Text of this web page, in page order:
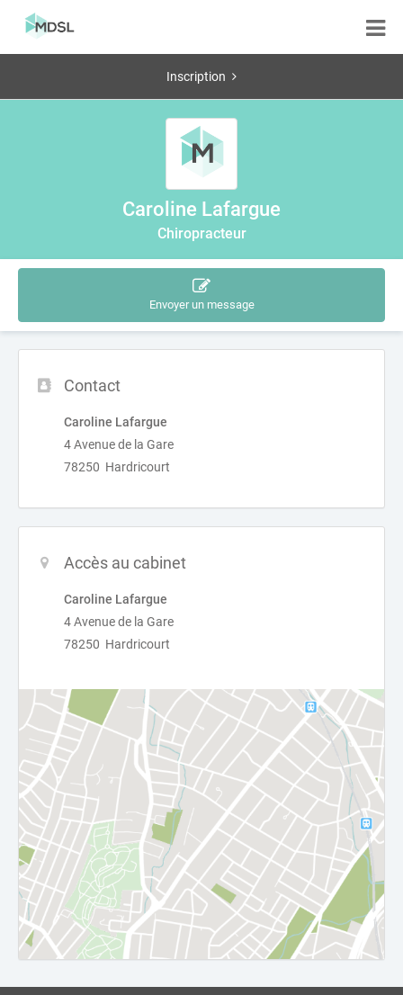
Inscription
Caroline Lafargue
Chiropracteur
Envoyer un message
Contact
Caroline Lafargue
4 Avenue de la Gare
78250 Hardricourt
Accès au cabinet
Caroline Lafargue
4 Avenue de la Gare
78250 Hardricourt